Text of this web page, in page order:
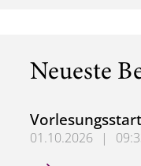
Neueste
01.10.2026 |